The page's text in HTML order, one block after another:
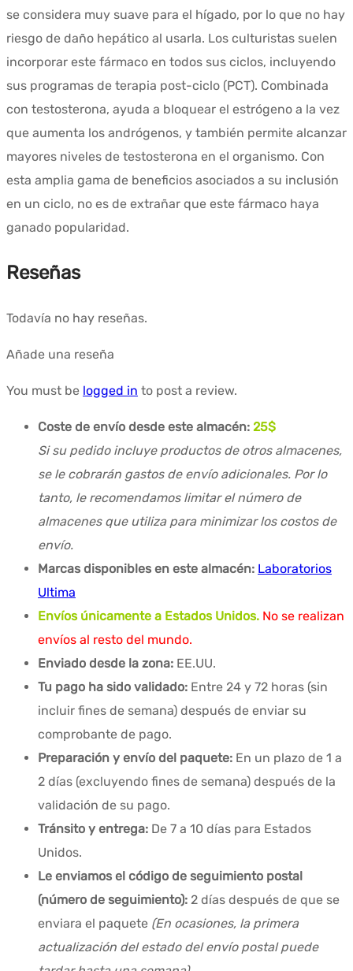
se considera muy suave para el hígado, por lo que no hay
riesgo de daño hepático al usarla. Los culturistas suelen
incorporar este fármaco en todos sus ciclos, incluyendo
sus programas de terapia post-ciclo (PCT). Combinada
con testosterona, ayuda a bloquear el estrógeno a la vez
que aumenta los andrógenos, y también permite alcanzar
mayores niveles de testosterona en el organismo. Con
esta amplia gama de beneficios asociados a su inclusión
en un ciclo, no es de extrañar que este fármaco haya
ganado popularidad.
Reseñas
Todavía no hay reseñas.
Añade una reseña
You must be logged in to post a review.
Coste de envío desde este almacén: 25$
Si su pedido incluye productos de otros almacenes,
se le cobrarán gastos de envío adicionales. Por lo
tanto, le recomendamos limitar el número de
almacenes que utiliza para minimizar los costos de
envío.
Marcas disponibles en este almacén: Laboratorios
Ultima
Envíos únicamente a Estados Unidos. No se realizan
envíos al resto del mundo.
Enviado desde la zona: EE.UU.
Tu pago ha sido validado: Entre 24 y 72 horas (sin
incluir fines de semana) después de enviar su
comprobante de pago.
Preparación y envío del paquete: En un plazo de 1 a
2 días (excluyendo fines de semana) después de la
validación de su pago.
Tránsito y entrega: De 7 a 10 días para Estados
Unidos.
Le enviamos el código de seguimiento postal
(número de seguimiento): 2 días después de que se
enviara el paquete (En ocasiones, la primera
actualización del estado del envío postal puede